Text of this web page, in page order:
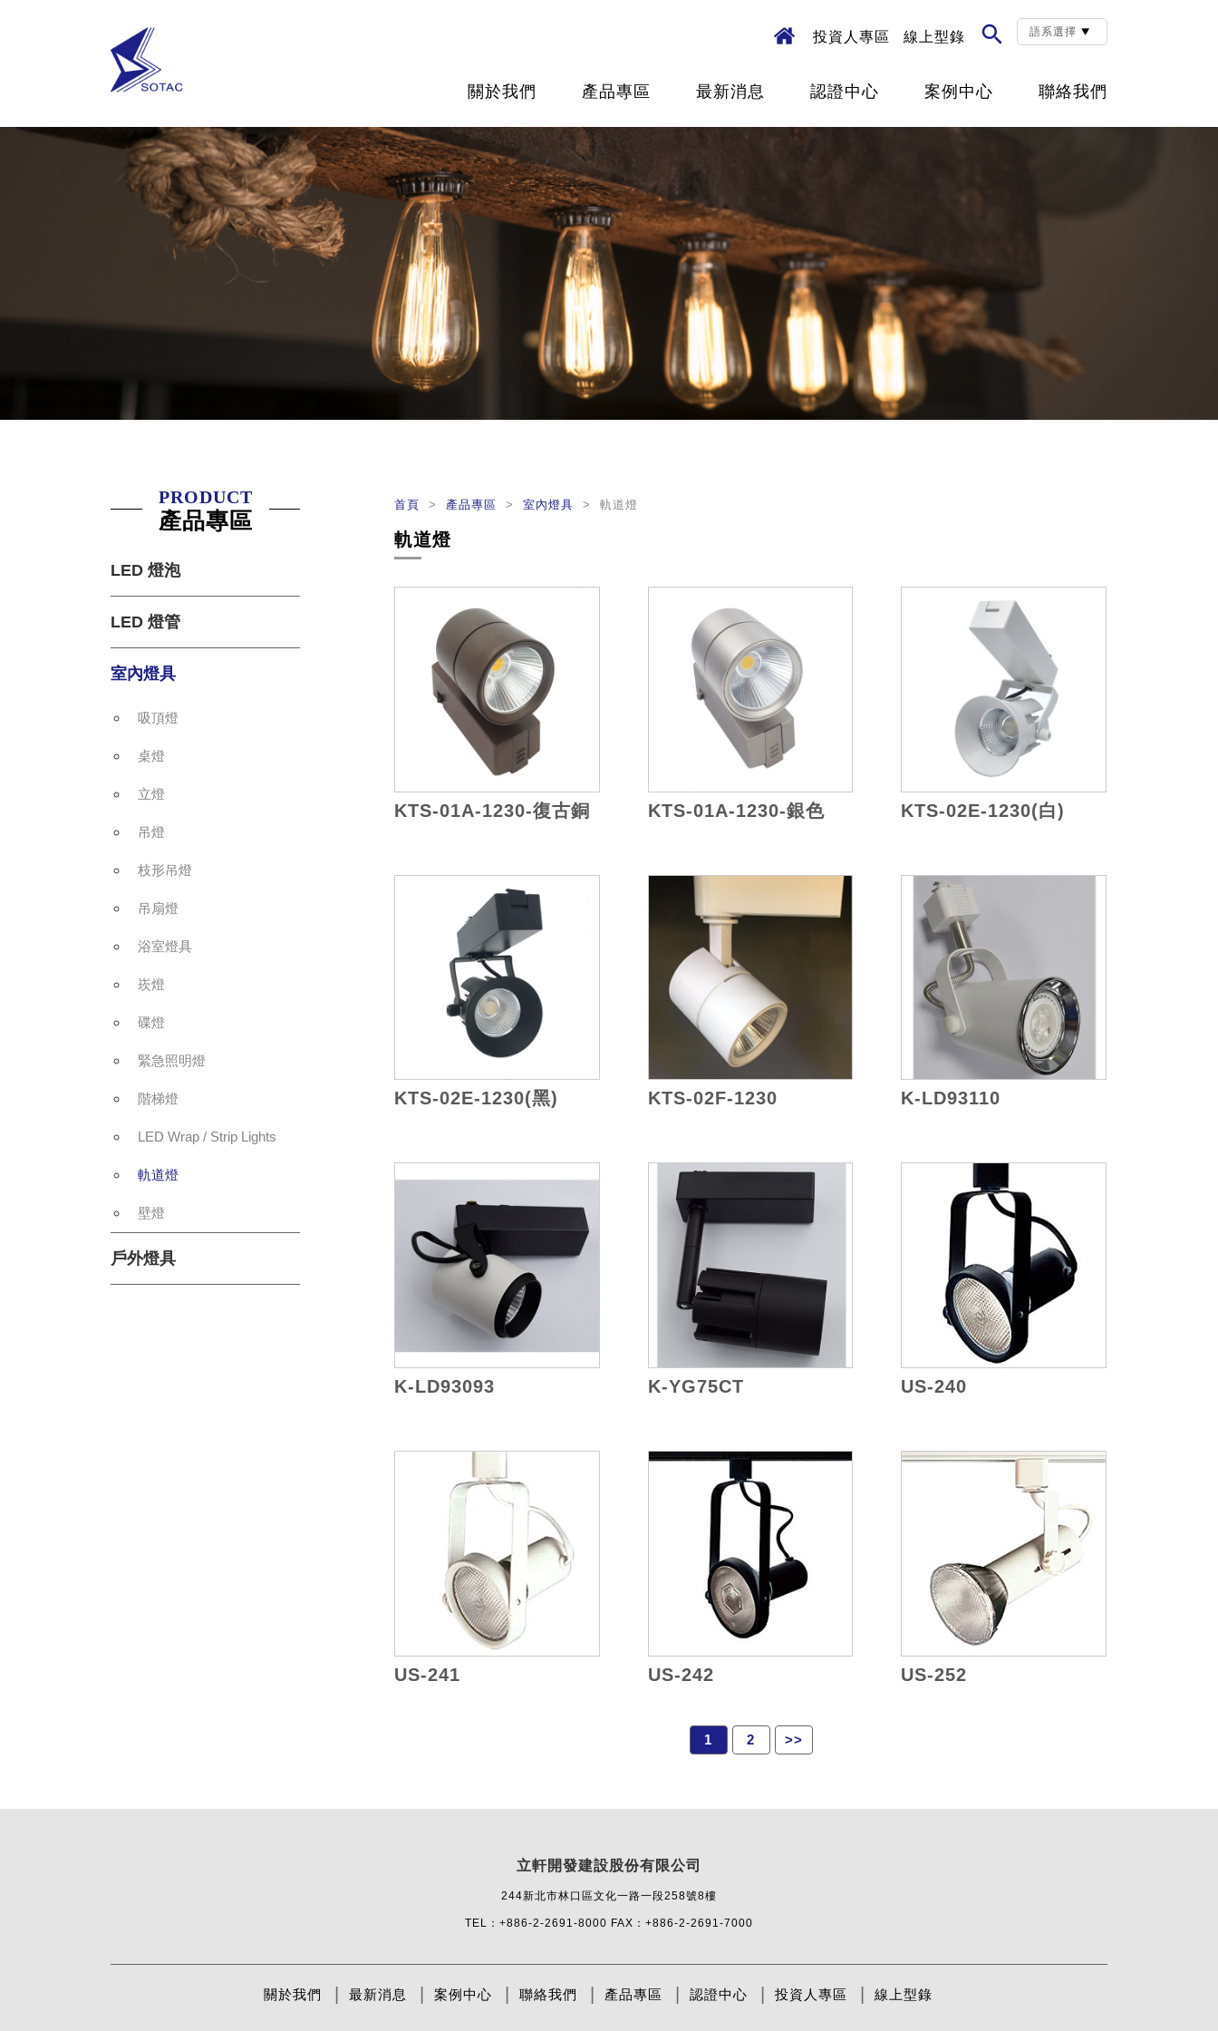
投資人專區 線上型錄 
關於我們 產品專區 最新消息 認證中心 案例中心 聯絡我們
PRODUCT
產品專區
LED 燈泡
LED 燈管
室內燈具
吸頂燈
桌燈
立燈
吊燈
枝形吊燈
吊扇燈
浴室燈具
崁燈
碟燈
緊急照明燈
階梯燈
LED Wrap / Strip Lights
軌道燈
壁燈
戶外燈具
首頁 > 產品專區 > 室內燈具 > 軌道燈
軌道燈
KTS-01A-1230-復古銅 KTS-01A-1230-銀色 KTS-02E-1230(白)
KTS-02E-1230(黑) KTS-02F-1230 K-LD93110
K-LD93093 K-YG75CT US-240
US-241 US-242 US-252
1 2 >>
立軒開發建設股份有限公司
244新北市林口區文化一路一段258號8樓
TEL：+886-2-2691-8000 FAX：+886-2-2691-7000
關於我們 最新消息 案例中心 聯絡我們 產品專區 認證中心 投資人專區 線上型錄